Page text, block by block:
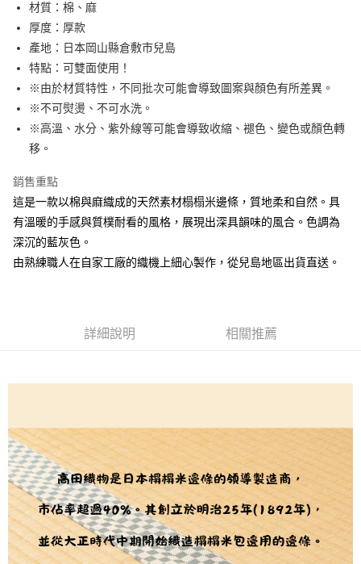
Google Pay
ATM付款
運送方式
每筆NT$65，滿NT$1,500(含以上)免運費
宅配
每筆NT$150，滿NT$1,500(含以上)免運費
材質：棉、麻
厚度：厚款
產地：日本岡山縣倉敷市兒島
特點：可雙面使用！
※由於材質特性，不同批次可能會導致圖案與顏色有所差異。
※不可熨燙、不可水洗。
※高溫、水分、紫外線等可能會導致收縮、褪色、變色或顏色轉
移。
銷售重點
這是一款以棉與麻織成的天然素材榻榻米邊條，質地柔和自然。具
有溫暖的手感與質樸耐看的風格，展現出深具韻味的風合。色調為
深沉的藍灰色。
由熟練職人在自家工廠的織機上細心製作，從兒島地區出貨直送。
詳細說明 相關推薦